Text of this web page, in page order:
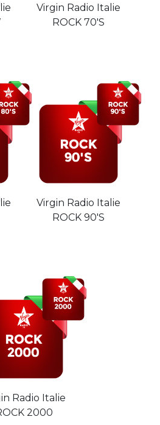
Virgin Radio Italie
ROCK 70'S
Virgin Radio Italie
ROCK 90'S
Radio Italie
2000